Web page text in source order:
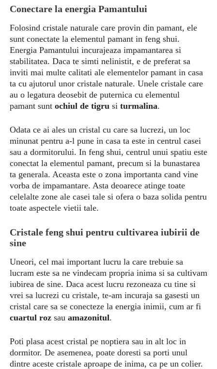
Conectare la energia Pamantului
Folosind cristale naturale care provin din pamant, ele
sunt conectate la elementul pamant in feng shui.
Energia Pamantului incurajeaza impamantarea si
stabilitatea. Daca te simti nelinistit, e de preferat sa
inviti mai multe calitati ale elementelor pamant in casa
ta cu ajutorul unor cristale naturale. Unele cristale care
au o legatura deosebit de puternica cu elementul
pamant sunt ochiul de tigru si turmalina.
Odata ce ai ales un cristal cu care sa lucrezi, un loc
minunat pentru a-l pune in casa ta este in centrul casei
sau a dormitorului. In feng shui, centrul unui spatiu este
conectat la elementul pamant, precum si la bunastarea
ta generala. Aceasta este o zona importanta cand vine
vorba de impamantare. Asta deoarece atinge toate
celelalte zone ale casei tale si ofera o baza solida pentru
toate aspectele vietii tale.
Cristale feng shui pentru cultivarea iubirii de
sine
Uneori, cel mai important lucru la care trebuie sa
lucram este sa ne vindecam propria inima si sa cultivam
iubirea de sine. Daca acest lucru rezoneaza cu tine si
vrei sa lucrezi cu cristale, te-am incuraja sa gasesti un
cristal care sa se conecteze la energia inimii, cum ar fi
cuartul roz sau amazonitul.
Poti plasa acest cristal pe noptiera sau in alt loc in
dormitor. De asemenea, poate doresti sa porti unul
dintre aceste cristale aproape de inima, ca pe un colier.